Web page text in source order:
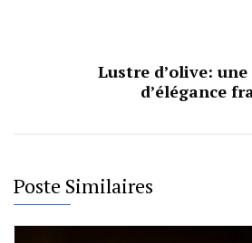
Lustre d’olive:
d’élégance
Poste Similaires